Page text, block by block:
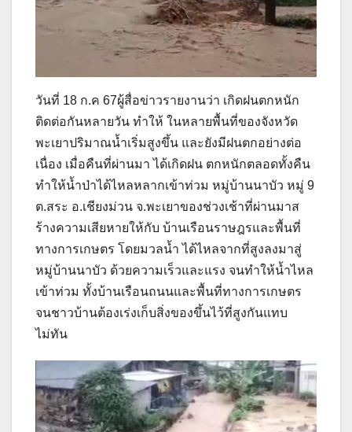
วันที่ 18 ก.ค 67ผู้สื่อข่าวรายงานว่า เกิดฝนตกหนัก
ติดต่อกันหลายวัน ทำให้ ในหลายพื้นที่ของจังหวัด
พะเยาปริมาณน้ำเริ่มสูงขึ้น และยังมีฝนตกอย่างต่อ
เนื่อง เมื่อคืนที่ผ่านมา ได้เกิดฝน ตกหนักตลอดทั้งคืน
ทำให้น้ำป่าได้ไหลหลากเข้าท่วม หมู่บ้านนาบัว หมู่ 9
ต.สระ อ.เชียงม่วน จ.พะเยาของช่วงเช้าที่ผ่านมาส
ร้างความเสียหายให้กับ บ้านเรือนราษฎรและพื้นที่
ทางการเกษตร โดยมวลน้ำ ได้ไหลจากที่สูงลงมาสู่
หมู่บ้านนาบัว ด้วยความเร็วและแรง จนทำให้น้ำไหล
เข้าท่วม ทั้งบ้านเรือนถนนและพื้นที่ทางการเกษตร
จนชาวบ้านต้องเร่งเก็บสิ่งของขึ้นไว้ที่สูงกันแทบ
ไม่ทัน